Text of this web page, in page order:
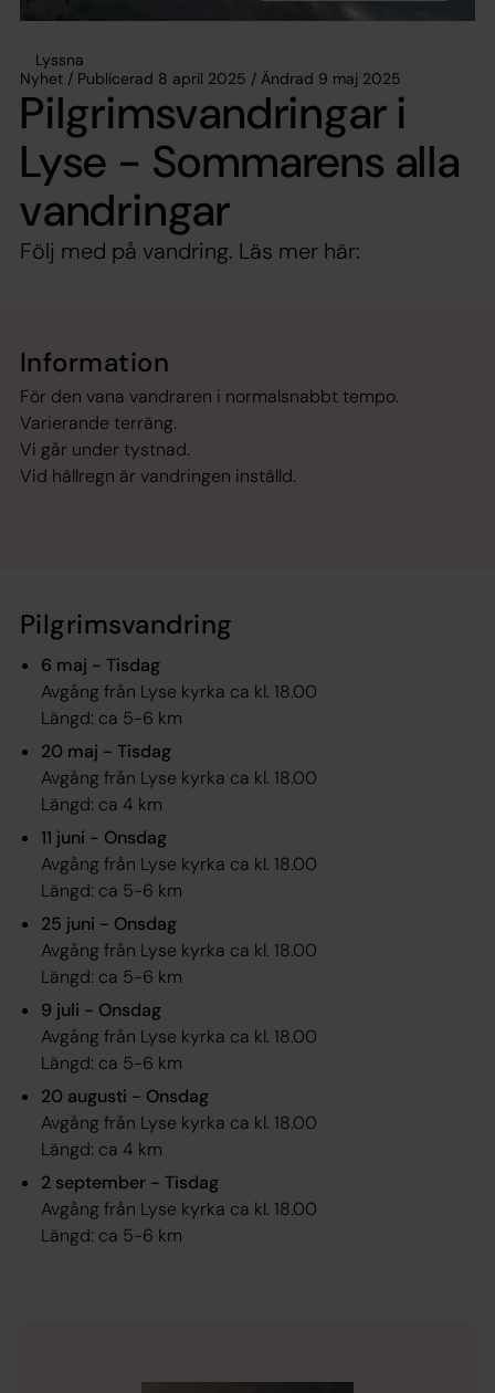
Lyssna
Nyhet / Publicerad 8 april 2025 / Ändrad 9 maj 2025
Pilgrimsvandringar i
Lyse - Sommarens alla
vandringar
Följ med på vandring. Läs mer här:
Information
För den vana vandraren i normalsnabbt tempo.
Varierande terräng.
Vi går under tystnad.
Vid hällregn är vandringen inställd.
Pilgrimsvandring
6 maj - Tisdag
Avgång från Lyse kyrka ca kl. 18.00
Längd: ca 5-6 km
20 maj - Tisdag
Avgång från Lyse kyrka ca kl. 18.00
Längd: ca 4 km
11 juni - Onsdag
Avgång från Lyse kyrka ca kl. 18.00
Längd: ca 5-6 km
25 juni - Onsdag
Avgång från Lyse kyrka ca kl. 18.00
Längd: ca 5-6 km
9 juli - Onsdag
Avgång från Lyse kyrka ca kl. 18.00
Längd: ca 5-6 km
20 augusti - Onsdag
Avgång från Lyse kyrka ca kl. 18.00
Längd: ca 4 km
2 september - Tisdag
Avgång från Lyse kyrka ca kl. 18.00
Längd: ca 5-6 km